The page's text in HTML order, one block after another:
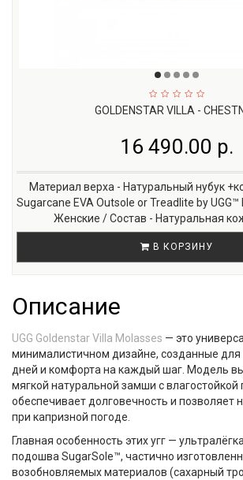
GOLDENSTAR VILLA -
16 490.00 р.
Материал верха - Натуральный нубук
Sugarcane EVA Outsole or Treadlite by
Женские / Состав - Натуральная
В КОРЗИНУ
Описание
UGG Goldenstar Villa Molasses — это
минималистичном дизайне, созданные для
дней и комфорта на каждый шаг. Модель
мягкой натуральной замши с влагостойкой
обеспечивает долговечность и позволяет
при капризной погоде.
Главная особенность этих угг —
подошва SugarSole™, частично
возобновляемых материалов (сахарный